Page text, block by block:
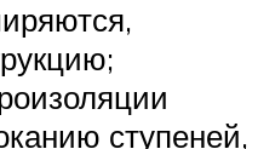
ступеней,